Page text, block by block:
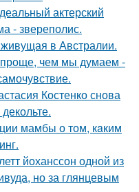
актерский
- звереполис.
в Австралии.
проще, чем мы думаем -
Костенко снова
мамбы о том, кaким
йоханссон одной из
но за глянцевым